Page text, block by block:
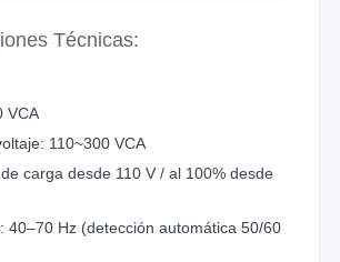
Técnicas:
VCA
110~300 VCA
carga desde 110 V / al 100% desde
40–70 Hz (detección automática 50/60